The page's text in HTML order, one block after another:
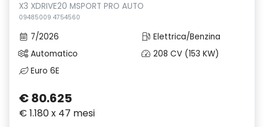
X3 XDRIVE20 MSPORT PRO AUTO
09485009 4754560
7/2026
Elettrica/Benzina
Automatico
208 CV (153 KW)
Euro 6E
€ 80.625
€ 1.180 x 47 mesi